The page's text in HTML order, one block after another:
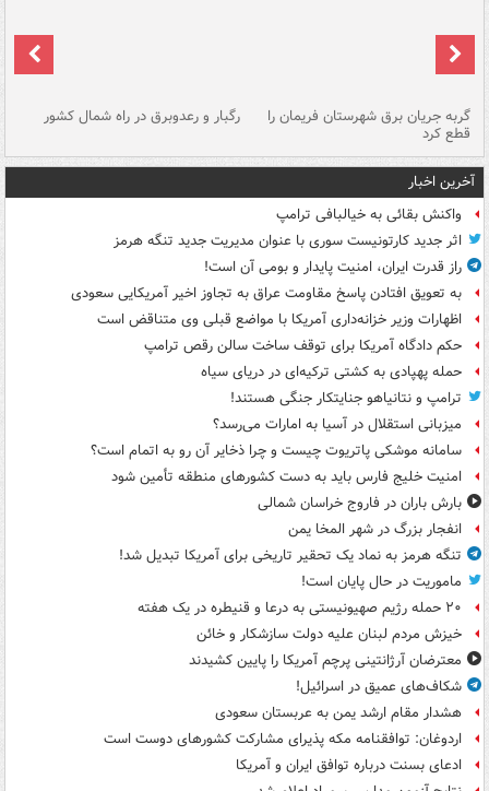
گربه جریان برق شهرستان فریمان را
قطع کرد
رگبار و رعدوبرق در راه شمال کشور
آخرین اخبار
واکنش بقائی به خیالبافی ترامپ
اثر جدید کارتونیست سوری با عنوان مدیریت جدید تنگه هرمز
راز قدرت ایران، امنیت پایدار و بومی آن است!
به تعویق افتادن پاسخ مقاومت عراق به تجاوز اخیر آمریکایی سعودی
اظهارات وزیر خزانه‌داری آمریکا با مواضع قبلی وی متناقض است
حکم دادگاه آمریکا برای توقف ساخت سالن رقص ترامپ
حمله پهپادی به کشتی ترکیه‌ای در دریای سیاه
ترامپ و نتانیاهو جنایتکار جنگی هستند!
میزبانی استقلال در آسیا به امارات می‌رسد؟
سامانه موشکی پاتریوت چیست و چرا ذخایر آن رو به اتمام است؟
امنیت خلیج فارس باید به دست کشورهای منطقه تأمین شود
بارش باران در فاروج خراسان شمالی
انفجار بزرگ در شهر المخا یمن
تنگه هرمز به نماد یک تحقیر تاریخی برای آمریکا تبدیل شد!
ماموریت در حال پایان است!
۲۰ حمله رژیم صهیونیستی به درعا و قنیطره در یک هفته
خیزش مردم لبنان علیه دولت سازشکار و خائن
معترضان آرژانتینی پرچم آمریکا را پایین کشیدند
شکاف‌های عمیق در اسرائیل!
هشدار مقام ارشد یمن به عربستان سعودی
اردوغان: توافقنامه مکه پذیرای مشارکت کشورهای دوست است
ادعای بسنت درباره توافق ایران و آمریکا